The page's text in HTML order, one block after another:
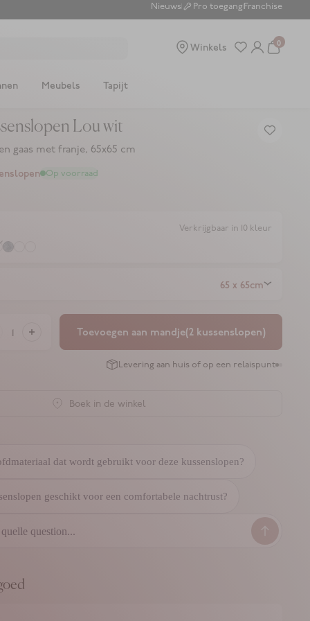
Nieuws Pro toegangFranchise
Winkels 0
Meubels Tapijt
Lou wit
gaas met franje, 65x65 cm
nl.product.price.sale_price
Op voorraad
Verkrijgbaar in 10 kleur
65 x 65cm
Toevoegen aan mandje (2 kussenslopen)
Levering aan huis of op een relaispuntGa
Boek in de winkel
dat wordt gebruikt voor deze kussenslopen?
geschikt voor een comfortabele nachtrust?